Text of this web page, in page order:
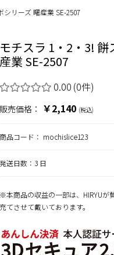
リーズ 曙産業 SE-2507
モチスラ 1・2・3!
産業 SE-2507
0.00 (0件)
販売価格： ￥2,140 (税込)
商品コード： mochislice123
発送日数：3 日
※本商品の収益の一部は、HIRYUが
充てさせて戴いております。